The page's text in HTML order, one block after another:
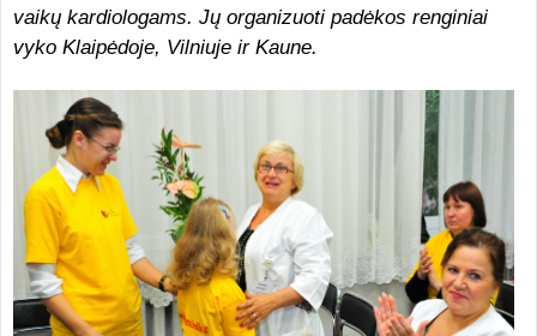
vaikų kardiologams. Jų organizuoti padėkos renginiai
vyko Klaipėdoje, Vilniuje ir Kaune.